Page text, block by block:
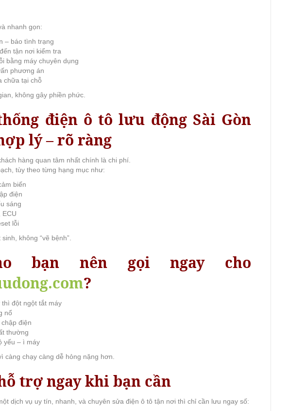
nhanh gọn:
– báo tình trạng
tận nơi kiểm tra
bằng máy chuyên dụng
phương án
chữa tại chỗ
không gây phiền phức.
điện ô tô lưu động Sài Gòn
lý – rõ ràng
hàng quan tâm nhất chính là chi phí.
tùy theo từng hạng mục như:
biến
điện
sáng
ECU
lỗi
không “vẽ bệnh”.
bạn nên gọi ngay cho
?
thì đột ngột tắt máy
nổ
điện
thường
yếu – ì máy
càng chạy càng dễ hỏng nặng hơn.
trợ ngay khi bạn cần
dịch vụ uy tín, nhanh, và chuyên sửa điện ô tô tận nơi thì chỉ cần lưu ngay số: